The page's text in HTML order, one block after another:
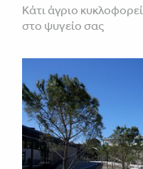
Κάτι άγριο
στο ψυγείο σας